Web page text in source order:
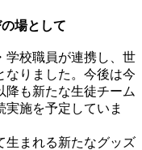
場として
校職員が連携し、世
なりました。今後は今
降も新たな生徒チーム
施を予定していま
まれる新たなグッズ